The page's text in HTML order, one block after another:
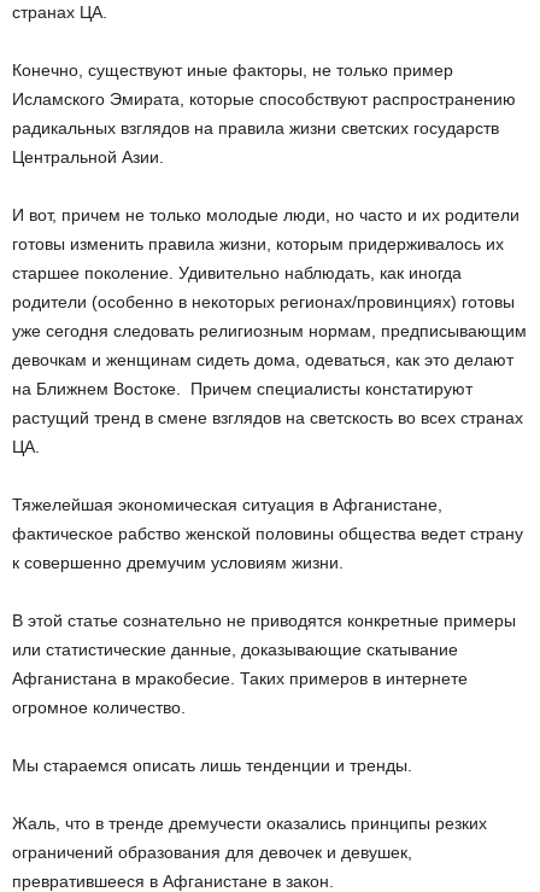
странах ЦА.
Конечно, существуют иные факторы, не только пример
Исламского Эмирата, которые способствуют распространению
радикальных взглядов на правила жизни светских государств
Центральной Азии.
И вот, причем не только молодые люди, но часто и их родители
готовы изменить правила жизни, которым придерживалось их
старшее поколение. Удивительно наблюдать, как иногда
родители (особенно в некоторых регионах/провинциях) готовы
уже сегодня следовать религиозным нормам, предписывающим
девочкам и женщинам сидеть дома, одеваться, как это делают
на Ближнем Востоке. Причем специалисты констатируют
растущий тренд в смене взглядов на светскость во всех странах
ЦА.
Тяжелейшая экономическая ситуация в Афганистане,
фактическое рабство женской половины общества ведет страну
к совершенно дремучим условиям жизни.
В этой статье сознательно не приводятся конкретные примеры
или статистические данные, доказывающие скатывание
Афганистана в мракобесие. Таких примеров в интернете
огромное количество.
Мы стараемся описать лишь тенденции и тренды.
Жаль, что в тренде дремучести оказались принципы резких
ограничений образования для девочек и девушек,
превратившееся в Афганистане в закон.